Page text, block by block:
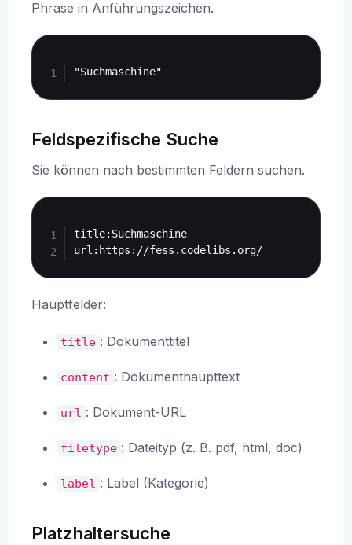
Phrase in Anführungszeichen.
Feldspezifische Suche
Sie können nach bestimmten Feldern suchen.
title:Suchmaschine
Hauptfelder:
title : Dokumenttitel
content : Dokumenthaupttext
url : Dokument-URL
filetype : Dateityp (z. B. pdf, html, doc)
label : Label (Kategorie)
Platzhaltersuche